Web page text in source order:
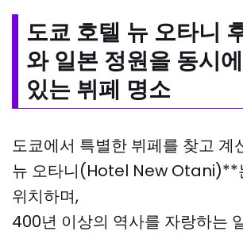
도쿄 호텔 뉴 오타니
와 일본 정원을 동시
있는 뷔페 명소
도쿄에서 특별한 뷔페를 찾고 계
뉴 오타니(Hotel New Otani)**
위치하며,
400년 이상의 역사를 자랑하는